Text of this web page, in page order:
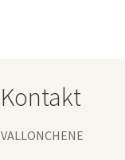
Kontakt
VALLONCHENE